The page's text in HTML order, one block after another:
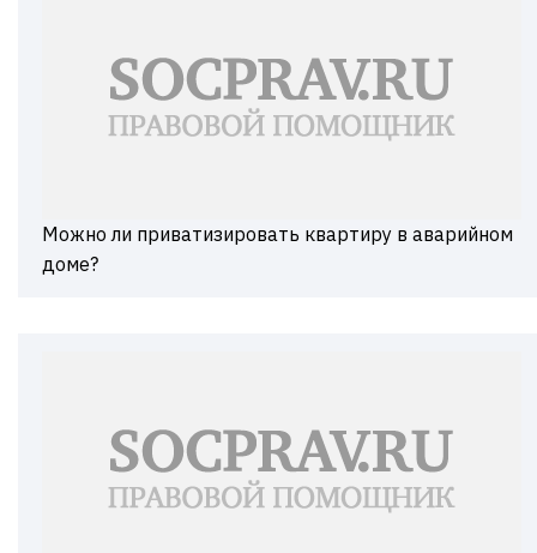
Можно ли приватизировать квартиру в аварийном
доме?